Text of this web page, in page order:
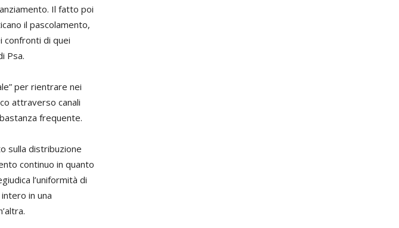
Il fatto poi
il pascolamento,
confronti di quei
Psa.
per rientrare nei
attraverso canali
frequente.
sulla distribuzione
continuo in quanto
l’uniformità di
in una